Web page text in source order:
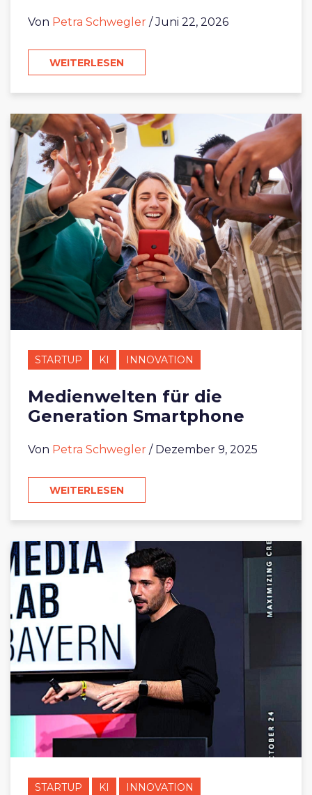
Von Petra Schwegler / Juni 22, 2026
WEITERLESEN
STARTUP KI INNOVATION
Medienwelten für die
Generation Smartphone
Von Petra Schwegler / Dezember 9, 2025
WEITERLESEN
STARTUP KI INNOVATION